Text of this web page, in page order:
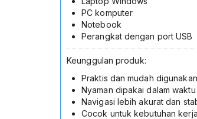
PC komputer
Notebook
Perangkat dengan port USB
Keunggulan produk:
Praktis dan mudah digunakan
Nyaman dipakai dalam waktu
Navigasi lebih akurat dan
Cocok untuk kebutuhan